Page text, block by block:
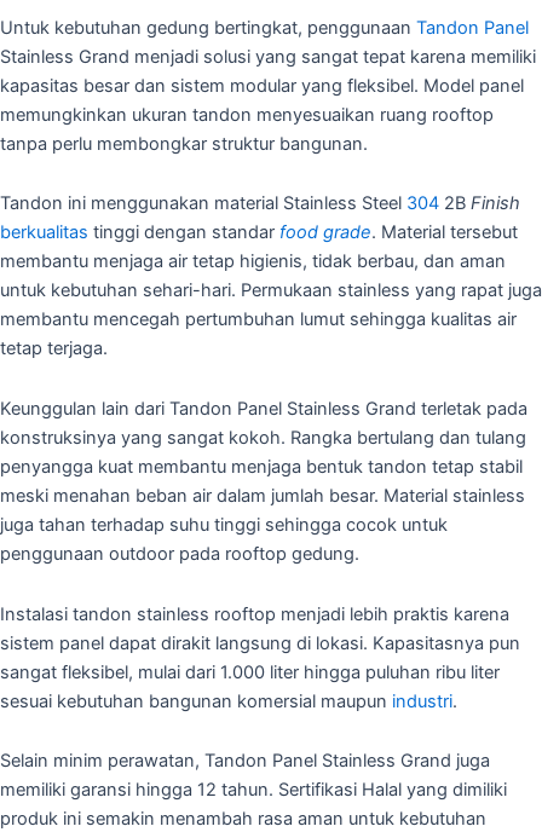
Untuk kebutuhan gedung bertingkat, penggunaan Tandon Panel
Stainless Grand menjadi solusi yang sangat tepat karena memiliki
kapasitas besar dan sistem modular yang fleksibel. Model panel
memungkinkan ukuran tandon menyesuaikan ruang rooftop
tanpa perlu membongkar struktur bangunan.
Tandon ini menggunakan material Stainless Steel 304 2B Finish
berkualitas tinggi dengan standar food grade. Material tersebut
membantu menjaga air tetap higienis, tidak berbau, dan aman
untuk kebutuhan sehari-hari. Permukaan stainless yang rapat juga
membantu mencegah pertumbuhan lumut sehingga kualitas air
tetap terjaga.
Keunggulan lain dari Tandon Panel Stainless Grand terletak pada
konstruksinya yang sangat kokoh. Rangka bertulang dan tulang
penyangga kuat membantu menjaga bentuk tandon tetap stabil
meski menahan beban air dalam jumlah besar. Material stainless
juga tahan terhadap suhu tinggi sehingga cocok untuk
penggunaan outdoor pada rooftop gedung.
Instalasi tandon stainless rooftop menjadi lebih praktis karena
sistem panel dapat dirakit langsung di lokasi. Kapasitasnya pun
sangat fleksibel, mulai dari 1.000 liter hingga puluhan ribu liter
sesuai kebutuhan bangunan komersial maupun industri.
Selain minim perawatan, Tandon Panel Stainless Grand juga
memiliki garansi hingga 12 tahun. Sertifikasi Halal yang dimiliki
produk ini semakin menambah rasa aman untuk kebutuhan